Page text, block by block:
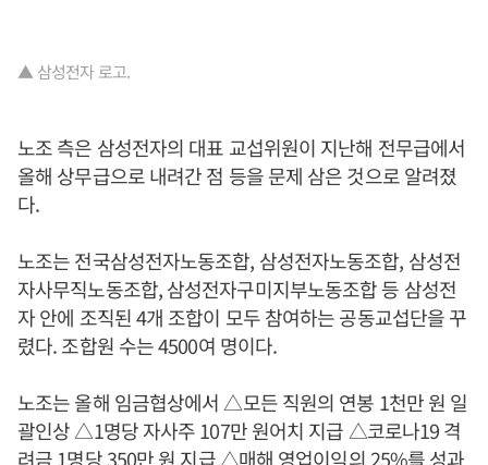
▲ 삼성전자 로고.
노조 측은 삼성전자의 대표 교섭위원이 지난해 전무급에서
올해 상무급으로 내려간 점 등을 문제 삼은 것으로 알려졌
다.
노조는 전국삼성전자노동조합, 삼성전자노동조합, 삼성전
자사무직노동조합, 삼성전자구미지부노동조합 등 삼성전
자 안에 조직된 4개 조합이 모두 참여하는 공동교섭단을 꾸
렸다. 조합원 수는 4500여 명이다.
노조는 올해 임금협상에서 △모든 직원의 연봉 1천만 원 일
괄인상 △1명당 자사주 107만 원어치 지급 △코로나19 격
려금 1명당 350만 원 지급 △매해 영업이익의 25%를 성과